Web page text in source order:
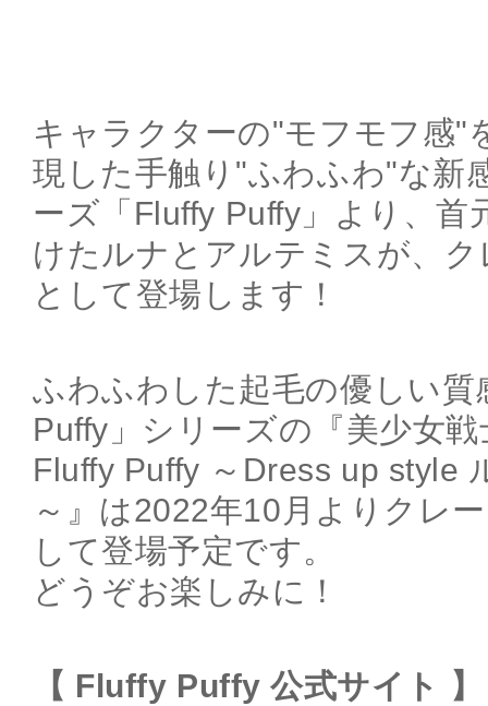
キャラクターの"モフモフ感"
現した手触り"ふわふわ"な新
ーズ「Fluffy Puffy」より、首
けたルナとアルテミスが、
として登場します！
ふわふわした起毛の優しい質
Puffy」シリーズの『美少女
Fluffy Puffy ～Dress up style
～』は2022年10月よりクレ
して登場予定です。
どうぞお楽しみに！
【 Fluffy Puffy 公式サイト 】